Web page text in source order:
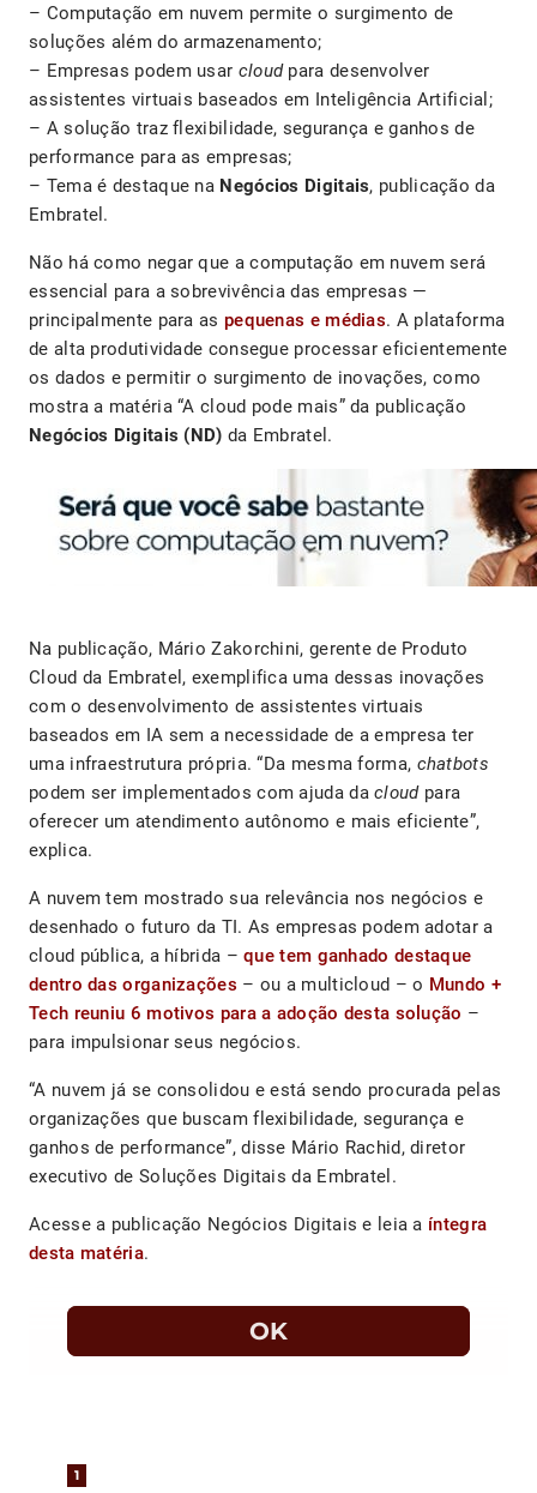
– Computação em nuvem permite o surgimento de
soluções além do armazenamento;
– Empresas podem usar cloudpara desenvolver
assistentes virtuais baseados em Inteligência Artificial;
– A solução traz flexibilidade, segurança e ganhos de
performance para as empresas;
– Tema é destaque na Negócios Digitais, publicação da
Embratel.
Não há como negar que a computação em nuvem será
essencial para a sobrevivência das empresas —
principalmente para as pequenas e médias. A plataforma
de alta produtividade consegue processar eficientemente
os dados e permitir o surgimento de inovações, como
mostra a matéria “A cloud pode mais” da publicação
Negócios Digitais (ND) da Embratel.
Na publicação, Mário Zakorchini, gerente de Produto
Cloud da Embratel, exemplifica uma dessas inovações
com o desenvolvimento de assistentes virtuais
baseados em IA sem a necessidade de a empresa ter
uma infraestrutura própria. “Da mesma forma, chatbots
podem ser implementados com ajuda dacloudpara
oferecer um atendimento autônomo e mais eficiente”,
explica.
A nuvem tem mostrado sua relevância nos negócios e
desenhado o futuro da TI. As empresas podem adotar a
cloud pública, a híbrida –que tem ganhado destaque
dentro das organizações – ou a multicloud – o Mundo +
Tech reuniu 6 motivos para a adoção desta solução –
para impulsionar seus negócios.
“A nuvem já se consolidou e está sendo procurada pelas
organizações que buscam flexibilidade, segurança e
ganhos de performance”, disse Mário Rachid, diretor
executivo de Soluções Digitais da Embratel.
Acesse a publicação Negócios Digitais e leia a íntegra
desta matéria.